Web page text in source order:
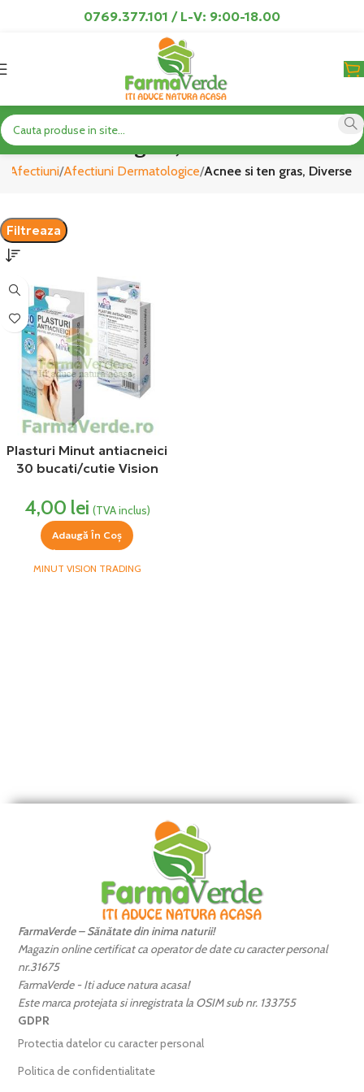
0769.377.101 / L-V: 9:00-18.00
Acnee si ten gras, Diverse
Afectiuni Afectiuni Dermatologice Acnee si ten gras, Diverse
Filtreaza
Plasturi Minut antiacneici
30 bucati/cutie Vision
4,00 lei (TVA inclus)
Adaugă În Coș
MINUT VISION TRADING
FarmaVerde – Sănătate din inima naturii!
Magazin online certificat ca operator de date cu caracter personal
nr.31675
FarmaVerde - Iti aduce natura acasa!
Este marca protejata si inregistrata la OSIM sub nr. 133755
GDPR
Protectia datelor cu caracter personal
Politica de confidentialitate